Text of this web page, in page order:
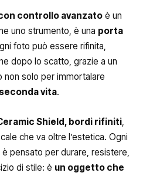
controllo avanzato è un
uno strumento, è una porta
foto può essere rifinita,
dopo lo scatto, grazie a un
solo per immortalare
vita.
Shield, bordi rifiniti,
che va oltre l’estetica. Ogni
è pensato per durare, resistere,
di stile: è un oggetto che